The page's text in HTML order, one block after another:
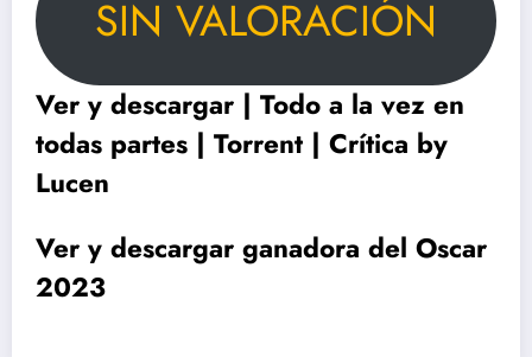
SIN VALORACIÓN
Ver y descargar | Todo a la vez en
todas partes | Torrent | Crítica by
Lucen
Ver y descargar ganadora del Oscar
2023